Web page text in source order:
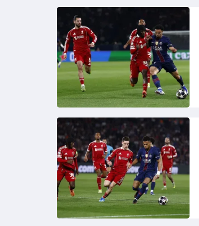
Снимка: Клубен сайт на Пари
Сен Жермен
Снимка: Клубен сайт на Пари
Сен Жермен